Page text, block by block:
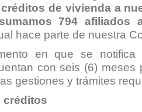
de vivienda a
794 afiliados
hace parte de nuestra
en que se
con seis (6)
gestiones y trámites
créditos